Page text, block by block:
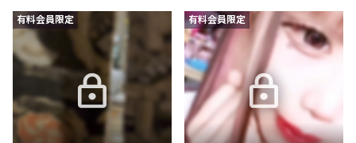
有料会員限定 有料会員限定